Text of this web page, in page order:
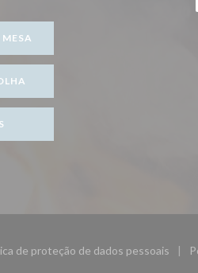
de proteção de dados pessoais
((abre numa nova janela))